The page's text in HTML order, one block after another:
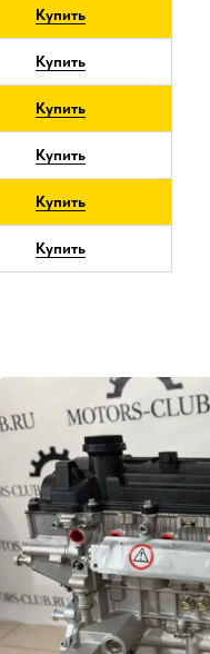
Купить
Купить
Купить
Купить
Купить
Купить